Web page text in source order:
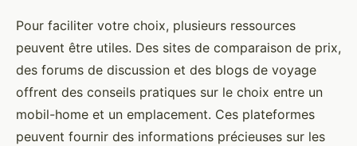
Pour faciliter votre choix, plusieurs ressources
peuvent être utiles. Des sites de comparaison de prix,
des forums de discussion et des blogs de voyage
offrent des conseils pratiques sur le choix entre un
mobil-home et un emplacement. Ces plateformes
peuvent fournir des informations précieuses sur les